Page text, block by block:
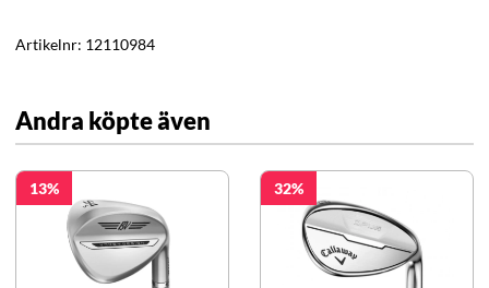
Artikelnr: 12110984
Andra köpte även
13 32